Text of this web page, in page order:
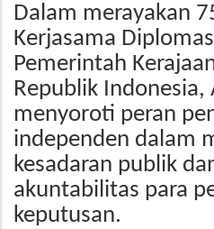
Dalam merayakan
Kerjasama
Pemerintah
Republik
menyoroti peran
independen dalam
kesadaran publik
akuntabilitas para
keputusan.